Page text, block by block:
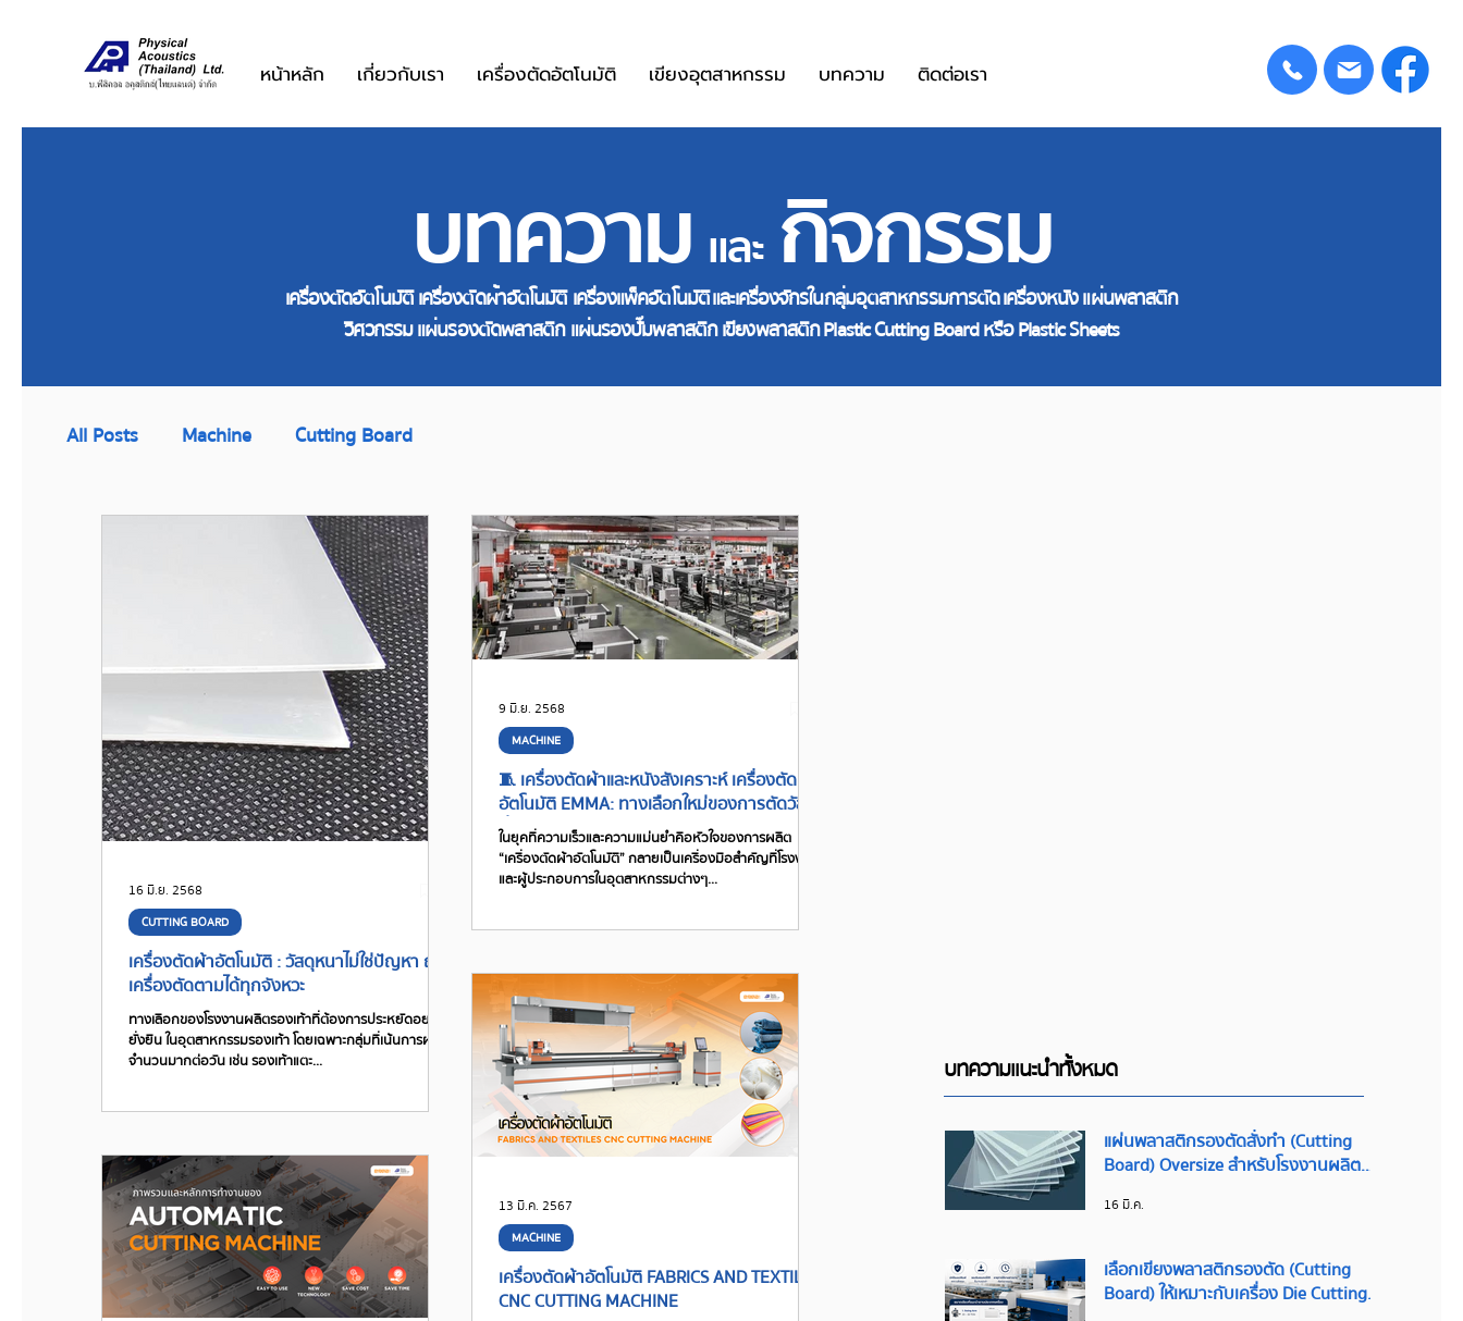
หน้าหลัก เกี่ยวกับเรา เครื่องตัดอัตโนมัติ เขียงอุตสาหกรรม บทความ ติดต่อเรา
บทความ และกิจกรรม
เครื่องตัดอัตโนมัติ เครื่องตัดผ้าอัตโนมัติ เครื่องแพ็คอัตโนมัติ และเครื่องจักรในกลุ่มอุตสาหกรรมการตัด เครื่องหนัง แผ่นพลาสติก
วิศวกรรม แผ่นรองตัดพลาสติก แผ่นรองปั๊มพลาสติก เขียงพลาสติก Plastic Cutting Board หรือ Plastic Sheets
All Posts Machine Cutting Board
เครื่องตัดผ้าอัตโนมัติ : วัสดุหนาไม่ใช่ปัญหา ถ้า
เครื่องตัดตามได้ทุกจังหวะ
ทางเลือกของโรงงานผลิตรองเท้าที่ต้องการประหยัดอย่าง
ยั่งยืน ในอุตสาหกรรมรองเท้า โดยเฉพาะกลุ่มที่เน้นการผลิต
จำนวนมากต่อวัน เช่น รองเท้าแตะ...
CUTTING BOARD
16 มิ.ย. 2568
🧵 เครื่องตัดผ้าและหนังสังเคราะห์ เครื่องตัด
อัตโนมัติ EMMA: ทางเลือกใหม่ของการตัดวัสดุ
ที่แม่นยำและหลากหลาย (EMMA CNC Cutting
Machine)
ในยุคที่ความเร็วและความแม่นยำคือหัวใจของการผลิต
“เครื่องตัดผ้าอัตโนมัติ” กลายเป็นเครื่องมือสำคัญที่โรงงาน
และผู้ประกอบการในอุตสาหกรรมต่างๆ...
MACHINE
9 มิ.ย. 2568
เครื่องตัดผ้าอัตโนมัติ FABRICS AND TEXTILES
CNC CUTTING MACHINE
MACHINE
13 มี.ค. 2567
บทความแนะนำทั้งหมด
แผ่นพลาสติกรองตัดสั่งทำ (Cutting
Board) Oversize สำหรับโรงงานผลิต
16 มี.ค.
เลือกเขียงพลาสติกรองตัด (Cutting
Board) ให้เหมาะกับเครื่อง Die Cutting